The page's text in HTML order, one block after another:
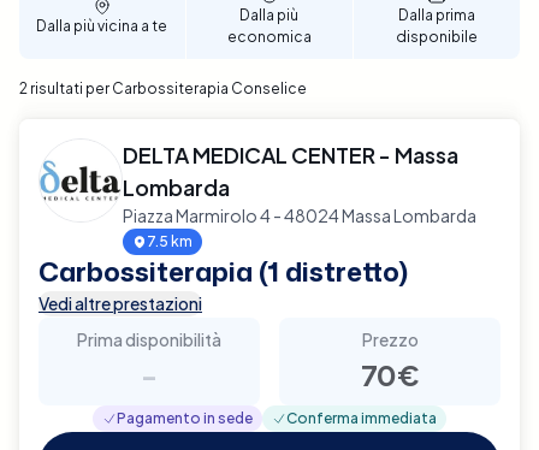
Dalla più vicina a te
Dalla più
economica
Dalla prima
disponibile
2 risultati per Carbossiterapia Conselice
DELTA MEDICAL CENTER - Massa
Lombarda
Piazza Marmirolo 4 - 48024 Massa Lombarda
7.5 km
Carbossiterapia (1 distretto)
Vedi altre prestazioni
Prima disponibilità
-
Prezzo
70€
Pagamento in sede Conferma immediata